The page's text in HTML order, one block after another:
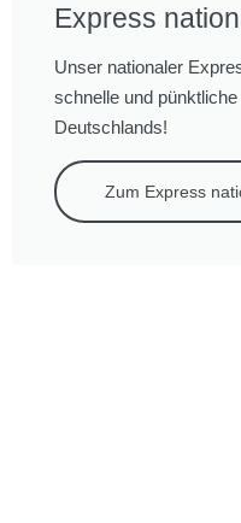
Express
Unser nationaler
schnelle und
Deutschlands!
Zum Express